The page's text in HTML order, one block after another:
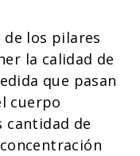
los pilares
la calidad de
que pasan
cuerpo
cantidad de